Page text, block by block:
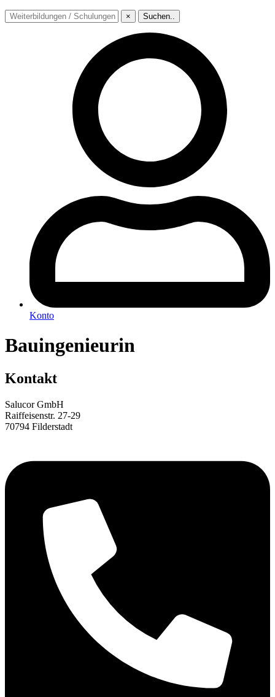
× Suchen..
Konto
Bauingenieurin
Kontakt
Salucor GmbH
Raiffeisenstr. 27-29
70794 Filderstadt